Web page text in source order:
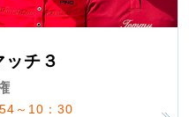
チ３
～10：30